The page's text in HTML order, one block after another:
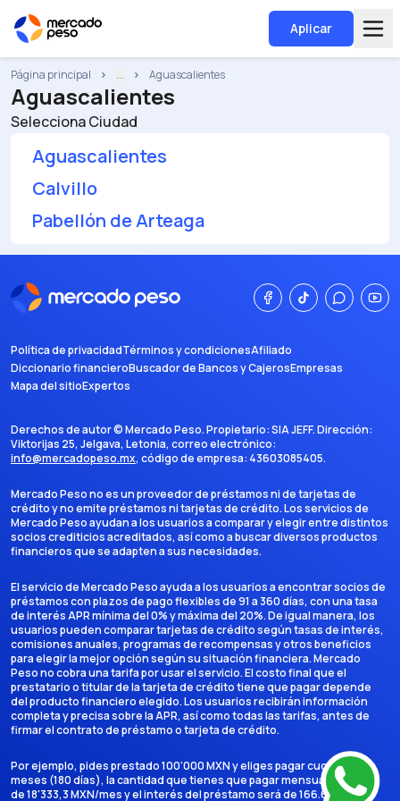
Aplicar
Página principal ... Aguascalientes
Aguascalientes
Selecciona Ciudad
Aguascalientes
Calvillo
Pabellón de Arteaga
Política de privacidadTérminos y condicionesAfiliado
Diccionario financieroBuscador de Bancos y CajerosEmpresas
Mapa del sitioExpertos
Derechos de autor ©Mercado Peso. Propietario:SIA JEFF. Dirección:
Viktorijas 25, Jelgava, Letonia, correo electrónico:
info@mercadopeso.mx, código de empresa: 43603085405.
Mercado Peso no es un proveedor de préstamos ni de tarjetas de
crédito y no emite préstamos ni tarjetas de crédito. Los servicios de
Mercado Peso ayudan a los usuarios a comparar y elegir entre distintos
socios crediticios acreditados, así como a buscar diversos productos
financieros que se adapten a sus necesidades.
El servicio de Mercado Peso ayuda a los usuarios a encontrar socios de
préstamos con plazos de pago flexibles de 91 a 360 días, con una tasa
de interés APR mínima del 0% y máxima del 20%. De igual manera, los
usuarios pueden comparar tarjetas de crédito según tasas de interés,
comisiones anuales, programas de recompensas y otros beneficios
para elegir la mejor opción según su situación financiera. Mercado
Peso no cobra una tarifa por usar el servicio. El costo final que el
prestatario o titular de la tarjeta de crédito tiene que pagar depende
del producto financiero elegido. Los usuarios recibirán información
completa y precisa sobre la APR, así como todas las tarifas, antes de
firmar el contrato de préstamo o tarjeta de crédito.
Por ejemplo, pides prestado 100'000 MXN y eliges pagar cuotas en 6
meses (180 días), la cantidad que tienes que pagar mensualmente es
de 18'333,3 MXN/mes y el interés del préstamo será de 166.666,7